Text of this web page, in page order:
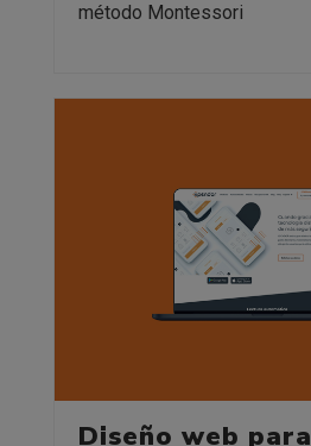
método Montessori
Diseño web para